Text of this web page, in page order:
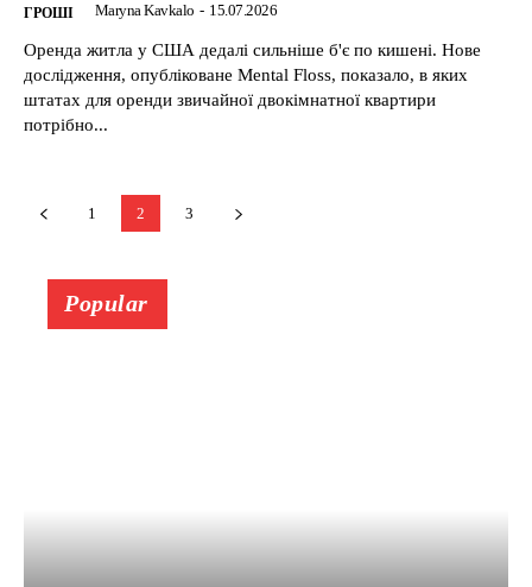
ГРОШІ Maryna Kavkalo - 15.07.2026
Оренда житла у США дедалі сильніше б'є по кишені. Нове
дослідження, опубліковане Mental Floss, показало, в яких
штатах для оренди звичайної двокімнатної квартири
потрібно...
1 2 3
Popular